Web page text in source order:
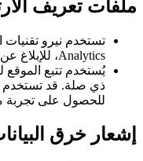
ملفات تعريف
Analytics، للإبلاغ عن الأعطال وتحسين الأداء.
يُستخدم تتبع
ذي صلة. قد تستخدم
للحصول على
إشعار خرق